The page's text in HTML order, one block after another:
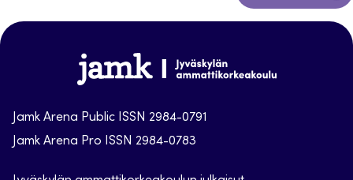
takaisin
Jamk
Arena
Jamk Arena Public ISSN 2984-0791
Jamk Arena Pro ISSN 2984-0783